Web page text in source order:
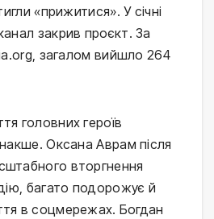
«прижитися». У січні
закрив проєкт. За
загалом вийшло 264
головних героїв
Оксана Аврам після
вторгнення
багато подорожує й
в соцмережах. Богдан